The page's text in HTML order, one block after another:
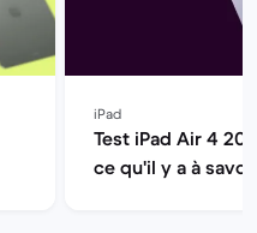
iPad
Test iPad Air 4
ce qu'il y a à